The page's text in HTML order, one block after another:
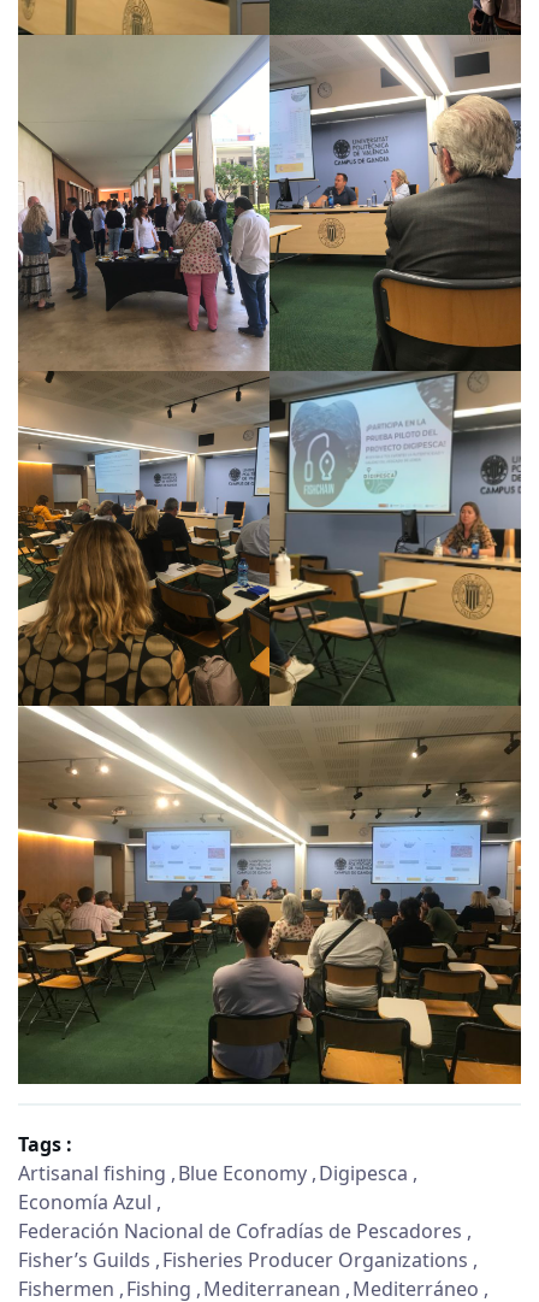
Tags :
Artisanal fishing Blue Economy Digipesca
Economía Azul
Federación Nacional de Cofradías de Pescadores
Fisher’s Guilds Fisheries Producer Organizations
Fishermen Fishing Mediterranean Mediterráneo